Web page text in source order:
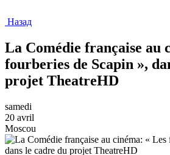
Назад
La Comédie française au
fourberies de Scapin »,
projet TheatreHD
samedi
20 avril
Moscou